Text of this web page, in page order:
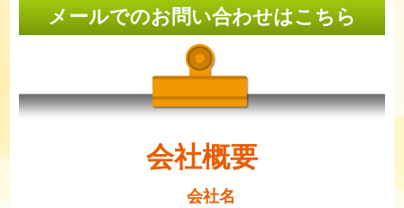
メールでのお問い合わせはこちら
会社概要
会社名